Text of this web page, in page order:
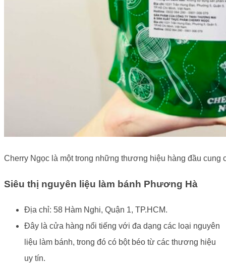
Cherry Ngọc là một trong những thương hiệu hàng đầu cung
Siêu thị nguyên liệu làm bánh Phương Hà
Địa chỉ: 58 Hàm Nghi, Quận 1, TP.HCM.
Đây là cửa hàng nổi tiếng với đa dạng các loại nguyên
liệu làm bánh, trong đó có bột béo từ các thương hiệu
uy tín.